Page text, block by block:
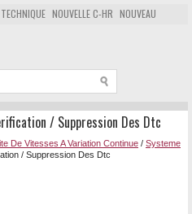
NOUVELLE C-HR NOUVEAU
/ Suppression Des Dtc
De Vitesses A Variation Continue / Systeme
/ Suppression Des Dtc